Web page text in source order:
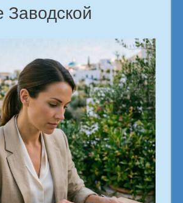
Заводской